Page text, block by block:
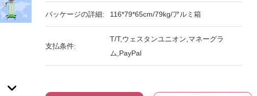
パッケージの詳細: 116*79*65cm/79kg/アルミ箱
支払条件:
T/T,ウェスタンユニオン,マネーグラ
ム,PayPal